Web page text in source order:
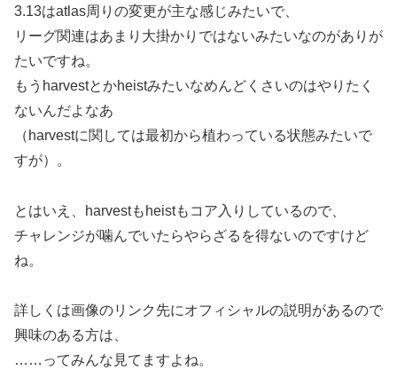
3.13はatlas周りの変更が主な感じみたいで、
リーグ関連はあまり大掛かりではないみたいなのがありが
たいですね。
もうharvestとかheistみたいなめんどくさいのはやりたく
ないんだよなあ
（harvestに関しては最初から植わっている状態みたいで
すが）。
とはいえ、harvestもheistもコア入りしているので、
チャレンジが噛んでいたらやらざるを得ないのですけど
ね。
詳しくは画像のリンク先にオフィシャルの説明があるので
興味のある方は、
……ってみんな見てますよね。